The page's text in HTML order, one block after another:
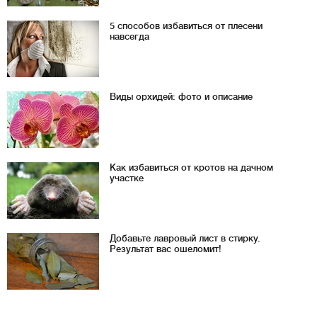
5 способов избавиться от плесени
навсегда
Виды орхидей: фото и описание
Как избавиться от кротов на дачном
участке
Добавьте лавровый лист в стирку.
Результат вас ошеломит!